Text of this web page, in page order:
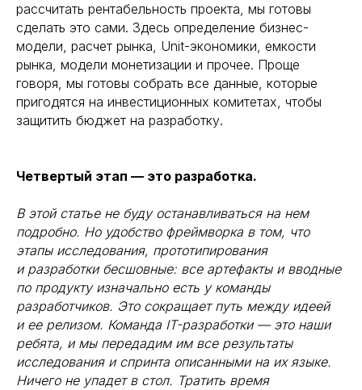
рассчитать рентабельность проекта, мы готовы
сделать это сами. Здесь определение бизнес-
модели, расчет рынка, Unit-экономики, емкости
рынка, модели монетизации и прочее. Проще
говоря, мы готовы собрать все данные, которые
пригодятся на инвестиционных комитетах, чтобы
защитить бюджет на разработку.
Четвертый этап — это разработка.
В этой статье не буду останавливаться на нем
подробно. Но удобство фреймворка в том, что
этапы исследования, прототипирования
и разработки бесшовные: все артефакты и вводные
по продукту изначально есть у команды
разработчиков. Это сокращает путь между идеей
и ее релизом. Команда IT-разработки — это наши
ребята, и мы передадим им все результаты
исследования и спринта описанными на их языке.
Ничего не упадет в стол. Тратить время